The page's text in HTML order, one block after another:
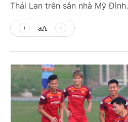
Thái Lan trên sân nhà Mỹ Đình.
aA